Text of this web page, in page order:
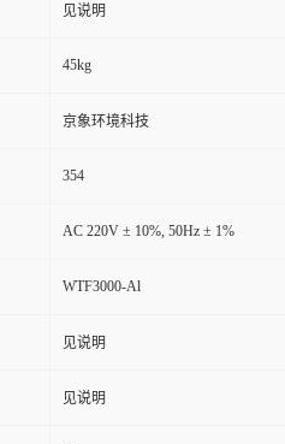
见说明
45kg
京象环境科技
354
AC 220V ± 10%, 50Hz ± 1%
WTF3000-Al
见说明
见说明